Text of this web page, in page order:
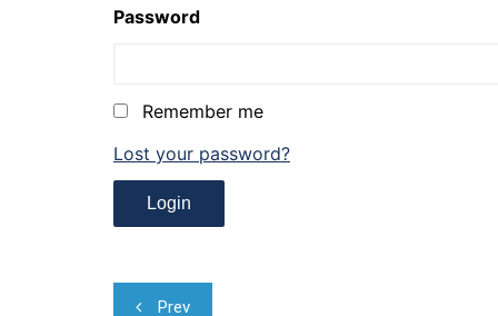
Password
Remember me
Lost your password?
Navegação
Prev